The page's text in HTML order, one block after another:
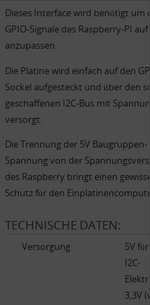
Dieses Interface wird benötigt um
GPIO-Signale des Raspberry-PI auf
anzupassen.
Die Platine wird einfach auf den
Sockel aufgesteckt und über den
geschaffenen I2C-Bus mit
versorgt.
Die Trennung der 5V Baugruppen-
Spannung von der
des Raspberry bringt einen
Schutz für den
TECHNISCHE DATEN:
Versorgung
5V
I2C-
3,3V